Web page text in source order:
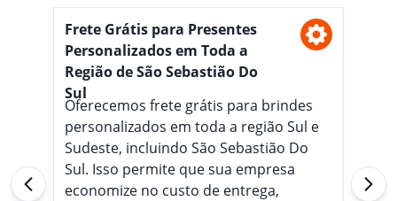
Frete Grátis para Presentes
Personalizados em Toda a
Região de São Sebastião Do
Sul
Oferecemos frete grátis para brindes
personalizados em toda a região Sul e
Sudeste, incluindo São Sebastião Do
Sul. Isso permite que sua empresa
economize no custo de entrega,